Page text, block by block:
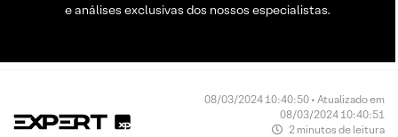
e análises exclusivas dos nossos especialistas.
08/03/2024 10:40:50 • Atualizado em
08/03/2024 10:40:51
2 minutos de leitura